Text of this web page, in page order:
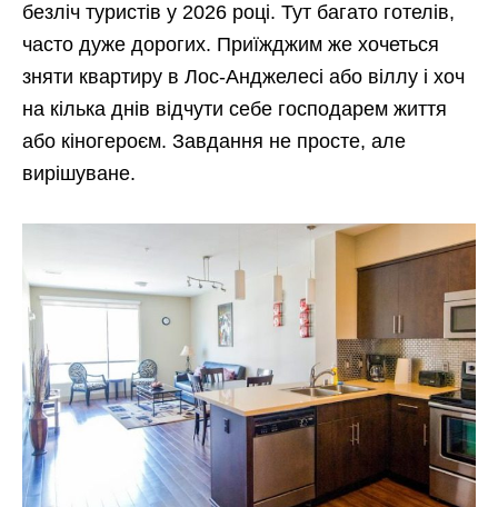
безліч туристів у 2026 році. Тут багато готелів,
часто дуже дорогих. Приїжджим же хочеться
зняти квартиру в Лос-Анджелесі або віллу і хоч
на кілька днів відчути себе господарем життя
або кіногероєм. Завдання не просте, але
вирішуване.